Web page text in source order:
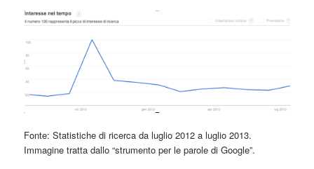
Fonte: Statistiche di ricerca da luglio 2012 a luglio 2013.
Immagine tratta dallo “strumento per le parole di Google”.